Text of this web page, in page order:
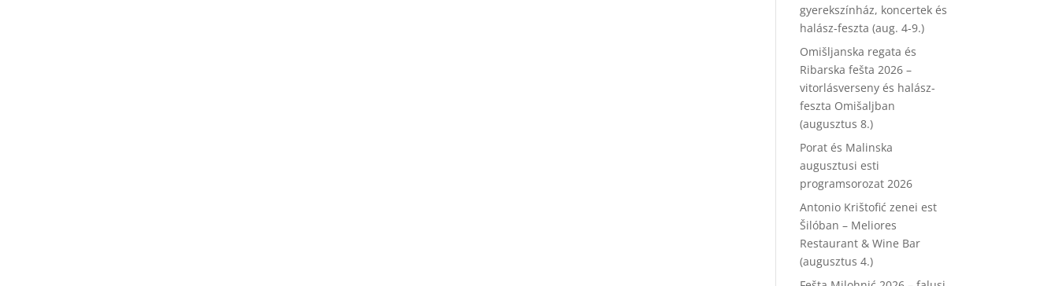
gyerekszínház, koncertek és
halász-feszta (aug. 4-9.)
Omišljanska regata és
Ribarska fešta 2026 –
vitorlásverseny és halász-
feszta Omišaljban
(augusztus 8.)
Porat és Malinska
augusztusi esti
programsorozat 2026
Antonio Krištofić zenei est
Šilóban – Meliores
Restaurant & Wine Bar
(augusztus 4.)